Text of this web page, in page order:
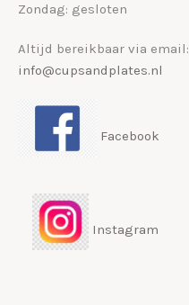
Zondag: gesloten
Altijd bereikbaar via email:
info@cupsandplates.nl
Facebook
Instagram